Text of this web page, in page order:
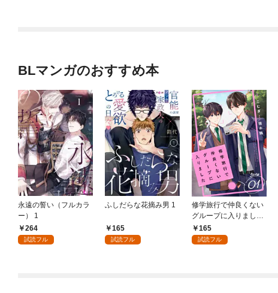
BLマンガのおすすめ本
永遠の誓い（フルカラ
ー） 1
264
試読フル
ふしだらな花摘み男 1
165
試読フル
修学旅行で仲良くない
グループに入りました
【単話版】1巻
165
試読フル